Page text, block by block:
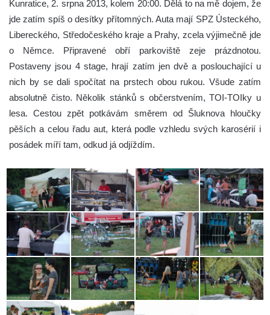
Kunratice, 2. srpna 2013, kolem 20:00. Dělá to na mě dojem, že
jde zatím spíš o desítky přítomných. Auta mají SPZ Ústeckého,
Libereckého, Středočeského kraje a Prahy, zcela výjimečně jde
o Němce. Připravené obří parkoviště zeje prázdnotou.
Postaveny jsou 4 stage, hrají zatím jen dvě a poslouchající u
nich by se dali spočítat na prstech obou rukou. Všude zatím
absolutně čisto. Několik stánků s občerstvením, TOI-TOIky u
lesa. Cestou zpět potkávám směrem od Šluknova hloučky
pěších a celou řadu aut, která podle vzhledu svých karosérií i
posádek míří tam, odkud já odjíždím.